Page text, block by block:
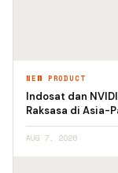
NEW PRODUCT
Indosat dan
Raksasa di Asia-
AUG 7, 2026